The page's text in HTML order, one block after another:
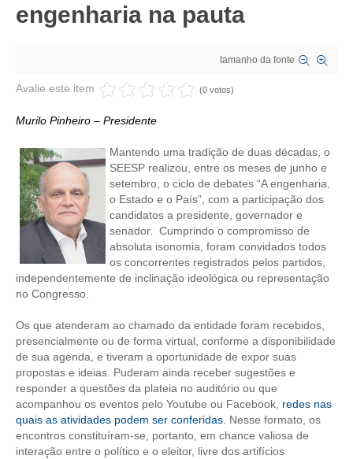
SUBSEDES SINDICAIS
ORGANOGRAMA
CRESCE BRASIL
CONSELHO TECNOLÓGICO
HISTÓRICO E ATUAÇÃO
COMPOSIÇÃO
CONSELHOS ASSESSORES
PERSONALIDADES DA TECNOLOGIA
TRANSPARÊNCIA
JURÍDICO
CONSULTORIA
ACORDOS, CONVENÇÕES E DISSÍDIOS
engenharia na pauta
tamanho da fonte
Avalie este item (0 votos)
Murilo Pinheiro – Presidente
Mantendo uma tradição de duas décadas, o
SEESP realizou, entre os meses de junho e
setembro, o ciclo de debates “A engenharia,
o Estado e o País”, com a participação dos
candidatos a presidente, governador e
senador. Cumprindo o compromisso de
absoluta isonomia, foram convidados todos
os concorrentes registrados pelos partidos,
independentemente de inclinação ideológica ou representação
no Congresso.
Os que atenderam ao chamado da entidade foram recebidos,
presencialmente ou de forma virtual, conforme a disponibilidade
de sua agenda, e tiveram a oportunidade de expor suas
propostas e ideias. Puderam ainda receber sugestões e
responder a questões da plateia no auditório ou que
acompanhou os eventos pelo Youtube ou Facebook, redes nas
quais as atividades podem ser conferidas. Nesse formato, os
encontros constituíram-se, portanto, em chance valiosa de
interação entre o político e o eleitor, livre dos artifícios